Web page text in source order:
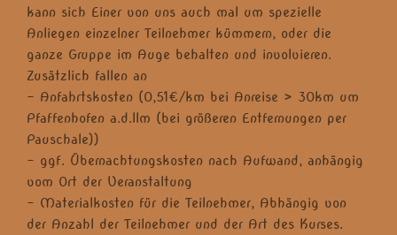
kann sich Einer von uns auch mal um spezielle
Anliegen einzelner Teilnehmer kümmern, oder die
ganze Gruppe im Auge behalten und involvieren.
Zusätzlich fallen an
– Anfahrtskosten (0,51€/km bei Anreise > 30km um
Pfaffenhofen a.d.Ilm (bei größeren Entfernungen per
Pauschale))
– ggf. Übernachtungskosten nach Aufwand, anhängig
vom Ort der Veranstaltung
– Materialkosten für die Teilnehmer, Abhängig von
der Anzahl der Teilnehmer und der Art des Kurses.